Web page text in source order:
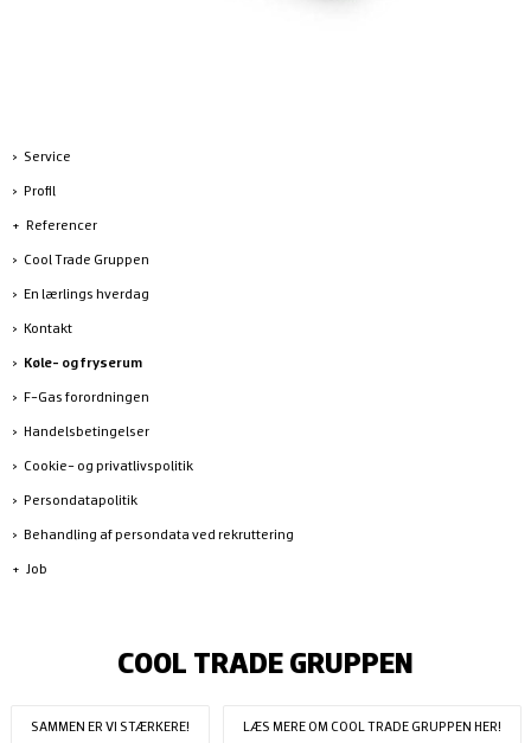
Service
Profil
Referencer
Cool Trade Gruppen
En lærlings hverdag
Kontakt
Køle- og fryserum
F-Gas forordningen
Handelsbetingelser
Cookie- og privatlivspolitik
Persondatapolitik
Behandling af persondata ved rekruttering
Job
COOL TRADE GRUPPEN
SAMMEN ER VI STÆRKERE! LÆS MERE OM COOL TRADE GRUPPEN HER!